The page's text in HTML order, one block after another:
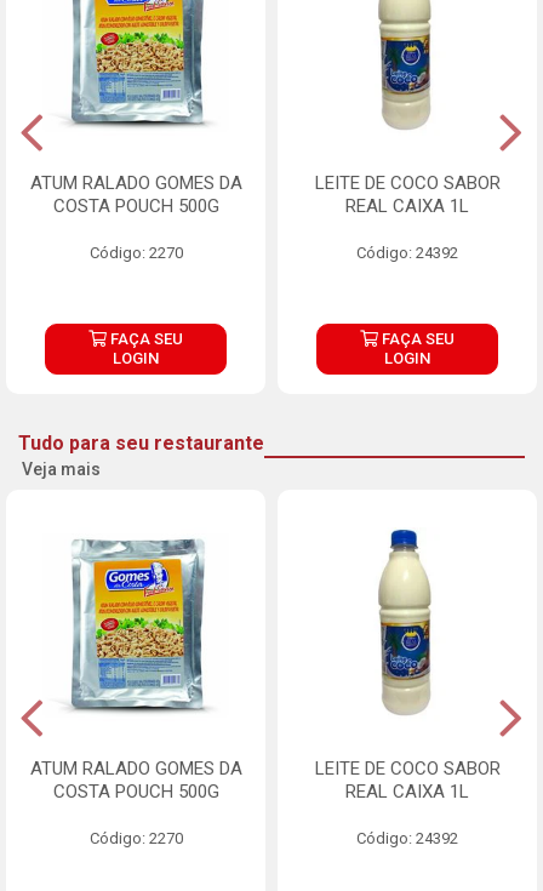
ATUM RALADO GOMES DA
COSTA POUCH 500G
Código: 2270
FAÇA SEU
LOGIN
LEITE DE COCO SABOR
REAL CAIXA 1L
Código: 24392
FAÇA SEU
LOGIN
Tudo para seu restaurante
Veja mais
ATUM RALADO GOMES DA
COSTA POUCH 500G
Código: 2270
LEITE DE COCO SABOR
REAL CAIXA 1L
Código: 24392